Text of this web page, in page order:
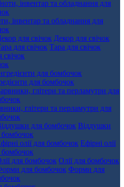
інвентар та обладнання для
Декор для свічок
Тара для свічок
для бомбочок
глітери та перламутри для
Віддушки
бомбочок
Ефірні олії
бомбочок
Олії для бомбочок
Форми для